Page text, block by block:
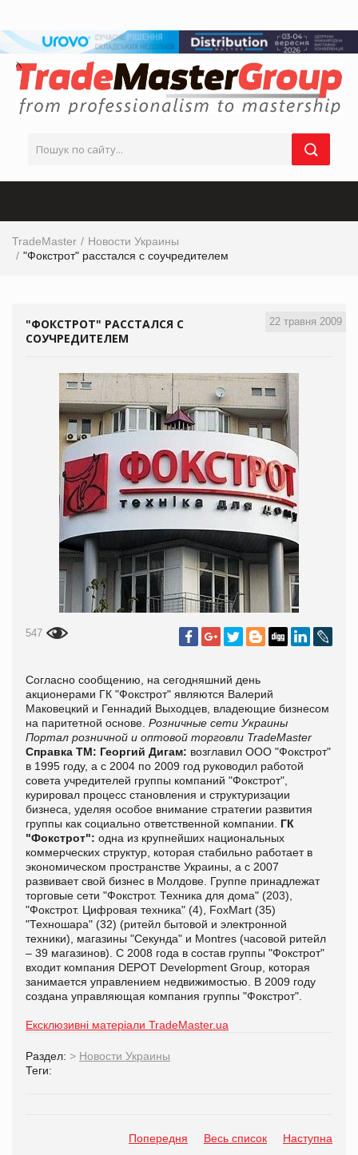
TradeMaster
Новости Украины
"Фокстрот" расстался с соучредителем
22 травня 2009
"ФОКСТРОТ" РАССТАЛСЯ С
СОУЧРЕДИТЕЛЕМ
547
Согласно сообщению, на сегодняшний день
акционерами ГК "Фокстрот" являются Валерий
Маковецкий и Геннадий Выходцев, владеющие бизнесом
на паритетной основе. Розничные сети Украины
Портал розничной и оптовой торговли TradeMaster
Справка ТМ: Георгий Дигам: возглавил ООО "Фокстрот"
в 1995 году, а с 2004 по 2009 год руководил работой
совета учредителей группы компаний "Фокстрот",
курировал процесс становления и структуризации
бизнеса, уделяя особое внимание стратегии развития
группы как социально ответственной компании. ГК
"Фокстрот": одна из крупнейших национальных
коммерческих структур, которая стабильно работает в
экономическом пространстве Украины, а с 2007
развивает свой бизнес в Молдове. Группе принадлежат
торговые сети "Фокстрот. Техника для дома" (203),
"Фокстрот. Цифровая техника" (4), FoxMart (35)
"Техношара" (32) (ритейл бытовой и электронной
техники), магазины "Секунда" и Montres (часовой ритейл
– 39 магазинов). С 2008 года в состав группы "Фокстрот"
входит компания DEPOT Development Group, которая
занимается управлением недвижимостью. В 2009 году
создана управляющая компания группы "Фокстрот".
Ексклюзивні матеріали TradeMaster.ua
Раздел: > Новости Украины
Теги:
Попередня Весь список Наступна